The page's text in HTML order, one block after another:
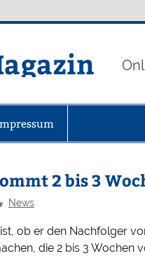
2 bis 3
News
ob er den Nachfolger
die 2 bis 3 Wochen